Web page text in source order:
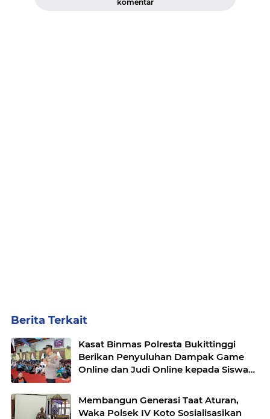
komentar
Berita Terkait
Kasat Binmas Polresta Bukittinggi
Berikan Penyuluhan Dampak Game
Online dan Judi Online kepada Siswa
Membangun Generasi Taat Aturan,
Waka Polsek IV Koto Sosialisasikan